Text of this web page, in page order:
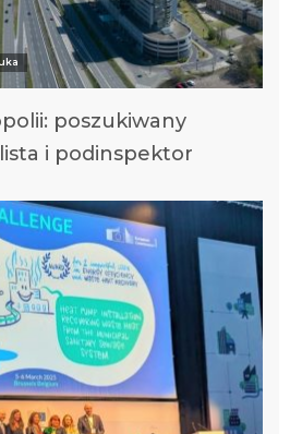
poszukiwany
i podinspektor